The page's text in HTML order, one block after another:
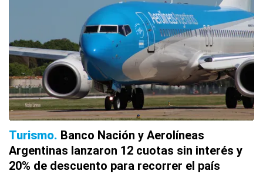
Turismo Banco Nación y Aerolíneas
Argentinas lanzaron 12 cuotas sin interés y
20% de descuento para recorrer el país